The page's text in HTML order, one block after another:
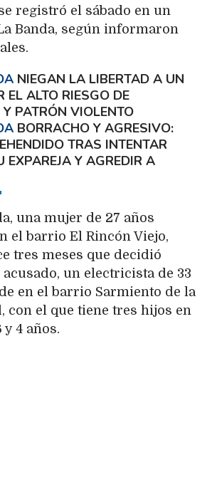
registró el sábado en un
Banda, según informaron
NIEGAN LA LIBERTAD A UN
EL ALTO RIESGO DE
PATRÓN VIOLENTO
BORRACHO Y AGRESIVO:
TRAS INTENTAR
EXPAREJA Y AGREDIR A
una mujer de 27 años
el barrio El Rincón Viejo,
tres meses que decidió
un electricista de 33
en el barrio Sarmiento de la
con el que tiene tres hijos en
y 4 años.